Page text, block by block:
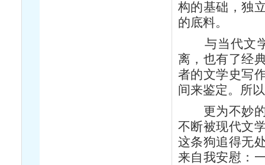
构的基础，独
的底料。
与当代文学
离，也有了经
者的文学史写
间来鉴定。所
更为不妙的
不断被现代文
这条狗追得无
来自我安慰：